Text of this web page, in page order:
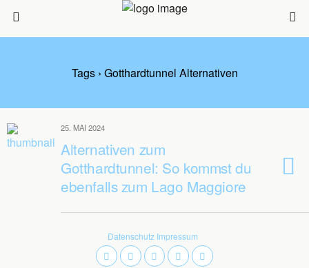
Tags › Gotthardtunnel Alternativen
25. MAI 2024
Alternativen zum
Gotthardtunnel: So kommst du
ebenfalls zum Lago Maggiore
Datenschutz Impressum